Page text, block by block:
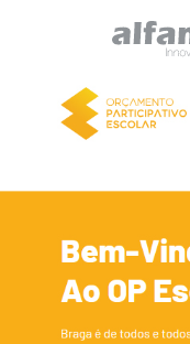
Saltar para o conteúdo